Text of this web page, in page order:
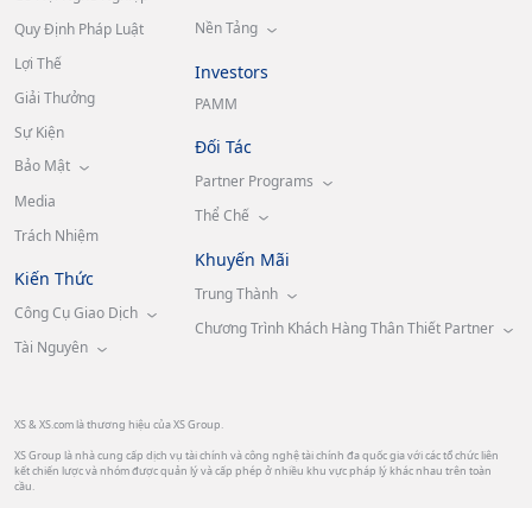
Quy Định Pháp Luật
Lợi Thế
Giải Thưởng
Sự Kiện
Bảo Mật
Media
Trách Nhiệm
Kiến Thức
Công Cụ Giao Dịch
Tài Nguyên
Nền Tảng
Investors
PAMM
Đối Tác
Partner Programs
Thể Chế
Khuyến Mãi
Trung Thành
Chương Trình Khách Hàng Thân Thiết Partner
XS & XS.com là thương hiệu của XS Group.
XS Group là nhà cung cấp dịch vụ tài chính và công nghệ tài chính đa quốc gia với các tổ chức liên
kết chiến lược và nhóm được quản lý và cấp phép ở nhiều khu vực pháp lý khác nhau trên toàn
cầu.